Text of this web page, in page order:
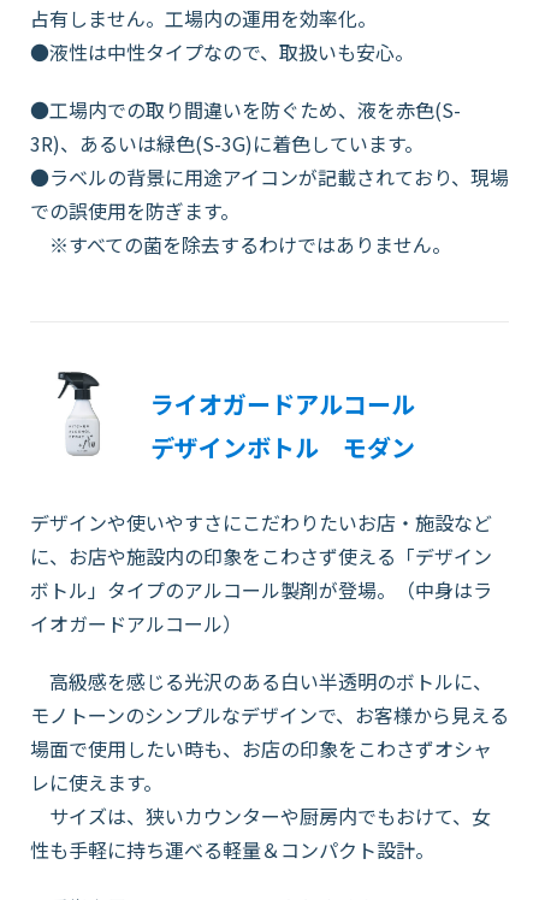
占有しません。工場内の運用を効率化。
●液性は中性タイプなので、取扱いも安心。
●工場内での取り間違いを防ぐため、液を赤色(S-
3R)、あるいは緑色(S-3G)に着色しています。
●ラベルの背景に用途アイコンが記載されており、現場
での誤使用を防ぎます。
※すべての菌を除去するわけではありません。
ライオガードアルコール
デザインボトル モダン
デザインや使いやすさにこだわりたいお店・施設など
に、お店や施設内の印象をこわさず使える「デザイン
ボトル」タイプのアルコール製剤が登場。（中身はラ
イオガードアルコール）
高級感を感じる光沢のある白い半透明のボトルに、
モノトーンのシンプルなデザインで、お客様から見える
場面で使用したい時も、お店の印象をこわさずオシャ
レに使えます。
サイズは、狭いカウンターや厨房内でもおけて、女
性も手軽に持ち運べる軽量＆コンパクト設計。